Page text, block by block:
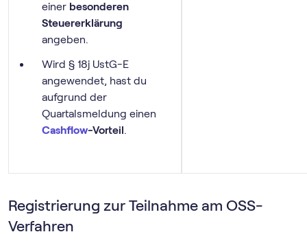
einer besonderen
Steuererklärung
angeben.
Wird § 18j UstG-E
angewendet, hast du
aufgrund der
Quartalsmeldung einen
Cashflow-Vorteil.
Registrierung zur Teilnahme am OSS-
Verfahren